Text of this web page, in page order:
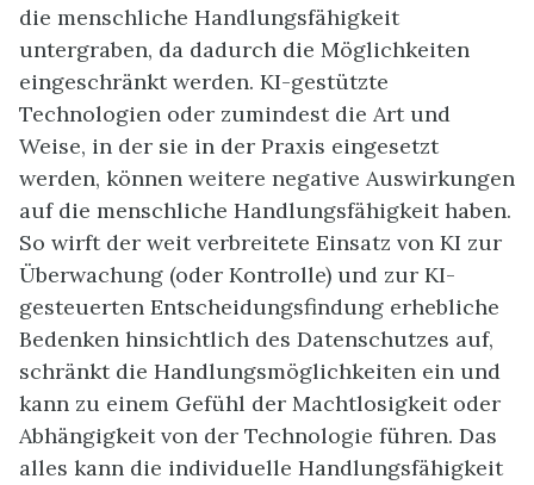
die menschliche Handlungsfähigkeit
untergraben, da dadurch die Möglichkeiten
eingeschränkt werden. KI-gestützte
Technologien oder zumindest die Art und
Weise, in der sie in der Praxis eingesetzt
werden, können weitere negative Auswirkungen
auf die menschliche Handlungsfähigkeit haben.
So wirft der weit verbreitete Einsatz von KI zur
Überwachung (oder Kontrolle) und zur KI-
gesteuerten Entscheidungsfindung erhebliche
Bedenken hinsichtlich des Datenschutzes auf,
schränkt die Handlungsmöglichkeiten ein und
kann zu einem Gefühl der Machtlosigkeit oder
Abhängigkeit von der Technologie führen. Das
alles kann die individuelle Handlungsfähigkeit